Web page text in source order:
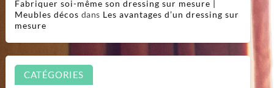
Fabriquer soi-même son dressing sur mesure |
Meubles décos dans Les avantages d’un dressing sur
mesure
CATÉGORIES